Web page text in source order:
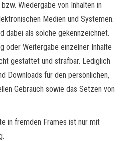
Wiedergabe von Inhalten in
Medien und Systemen.
dabei als solche gekennzeichnet.
oder Weitergabe einzelner Inhalte
gestattet und strafbar. Lediglich
Downloads für den persönlichen,
Gebrauch sowie das Setzen von
in fremden Frames ist nur mit